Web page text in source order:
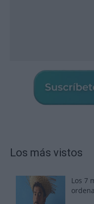
Los más vistos
Los 7